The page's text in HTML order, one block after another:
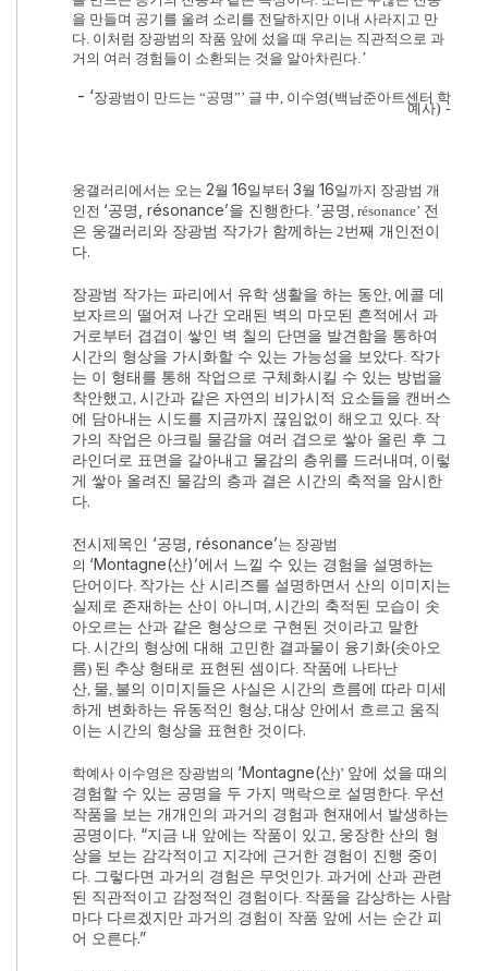
을 만들며 공기를 울려 소리를 전달하지만 이내 사라지고 만
다. 이처럼 장광범의 작품 앞에 섰을 때 우리는 직관적으로 과
거의 여러 경험들이 소환되는 것을 알아차린다.’
- ‘장광범이 만드는 “공명”’ 글 中, 이수영(백남준아트센터 학
예사) -
웅갤러리에서는 오는 2월 16일부터 3월 16일까지 장광범 개
인전 ‘공명, résonance’을 진행한다. ‘공명, résonance’ 전
은 웅갤러리와 장광범 작가가 함께하는 2번째 개인전이
다.
장광범 작가는 파리에서 유학 생활을 하는 동안, 에콜 데
보자르의 떨어져 나간 오래된 벽의 마모된 흔적에서 과
거로부터 겹겹이 쌓인 벽 칠의 단면을 발견함을 통하여
시간의 형상을 가시화할 수 있는 가능성을 보았다. 작가
는 이 형태를 통해 작업으로 구체화시킬 수 있는 방법을
착안했고, 시간과 같은 자연의 비가시적 요소들을 캔버스
에 담아내는 시도를 지금까지 끊임없이 해오고 있다. 작
가의 작업은 아크릴 물감을 여러 겹으로 쌓아 올린 후 그
라인더로 표면을 갈아내고 물감의 층위를 드러내며, 이렇
게 쌓아 올려진 물감의 층과 결은 시간의 축적을 암시한
다.
전시제목인 ‘공명, résonance’는 장광범
의 ‘Montagne(산)’에서 느낄 수 있는 경험을 설명하는
단어이다. 작가는 산 시리즈를 설명하면서 산의 이미지는
실제로 존재하는 산이 아니며, 시간의 축적된 모습이 솟
아오르는 산과 같은 형상으로 구현된 것이라고 말한
다. 시간의 형상에 대해 고민한 결과물이 융기화(솟아오
름) 된 추상 형태로 표현된 셈이다. 작품에 나타난
산, 물, 불의 이미지들은 사실은 시간의 흐름에 따라 미세
하게 변화하는 유동적인 형상, 대상 안에서 흐르고 움직
이는 시간의 형상을 표현한 것이다.
학예사 이수영은 장광범의 ‘Montagne(산)’ 앞에 섰을 때의
경험할 수 있는 공명을 두 가지 맥락으로 설명한다. 우선
작품을 보는 개개인의 과거의 경험과 현재에서 발생하는
공명이다. “지금 내 앞에는 작품이 있고, 웅장한 산의 형
상을 보는 감각적이고 지각에 근거한 경험이 진행 중이
다. 그렇다면 과거의 경험은 무엇인가. 과거에 산과 관련
된 직관적이고 감정적인 경험이다. 작품을 감상하는 사람
마다 다르겠지만 과거의 경험이 작품 앞에 서는 순간 피
어 오른다.”